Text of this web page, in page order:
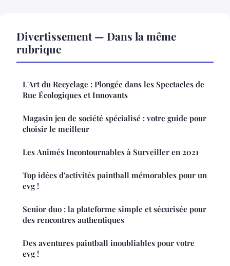
Divertissement — Dans la même
rubrique
L'Art du Recyclage : Plongée dans les Spectacles de
Rue Écologiques et Innovants
Magasin jeu de société spécialisé : votre guide pour
choisir le meilleur
Les Animés Incontournables à Surveiller en 2021
Top idées d'activités paintball mémorables pour un
evg !
Senior duo : la plateforme simple et sécurisée pour
des rencontres authentiques
Des aventures paintball inoubliables pour votre
evg !